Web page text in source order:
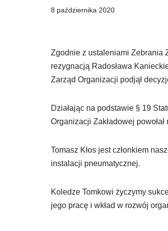
8 października 2020
Zgodnie z ustaleniami Zebrania
rezygnacją Radosława
Zarząd Organizacji podjął
Działając na podstawie § 19
Organizacji Zakładowej
Tomasz Kłos jest członkiem
instalacji pneumatycznej.
Koledze Tomkowi życzymy
jego pracę i wkład w rozwój